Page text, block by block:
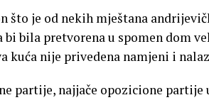
što je od nekih mještana
bi bila pretvorena u spomen dom
kuća nije privedena namjeni i
partije, najjače opozicione partije